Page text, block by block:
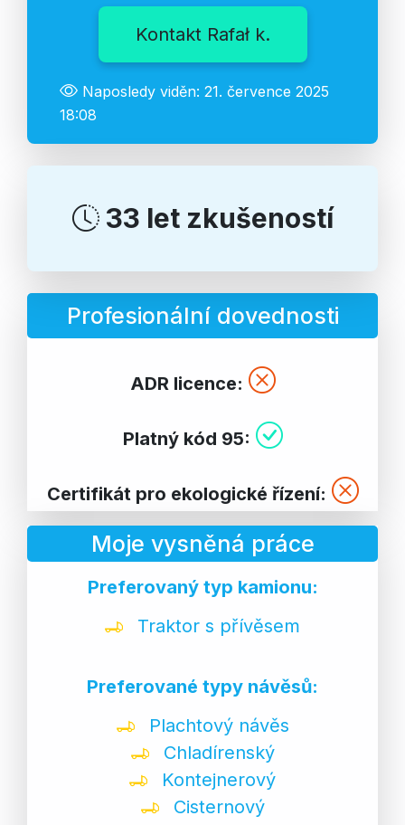
Kontakt Rafał k.
Naposledy viděn: 21. července 2025
18:08
33 let zkušeností
Profesionální dovednosti
ADR licence:
Platný kód 95:
Certifikát pro ekologické řízení:
Moje vysněná práce
Preferovaný typ kamionu:
Traktor s přívěsem
Preferované typy návěsů:
Plachtový návěs
Chladírenský
Kontejnerový
Cisternový